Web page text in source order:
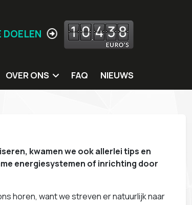
DOELEN 10 438
OVER ONS
Jouw locatie hier?
Wie zijn wij
Contact
FAQ NIEUWS
kwamen we ook allerlei tips en
energiesystemen of inrichting door
horen, want we streven er natuurlijk naar